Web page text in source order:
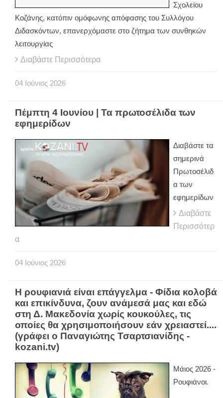
Σχολείου
Κοζάνης, κατόπιν ομόφωνης απόφασης του Συλλόγου
Διδασκόντων, επανερχόμαστε στο ζήτημα των συνθηκών
λειτουργίας
Διαβάστε Περισσότερα
04 Ιούνιος 2026
Πέμπτη 4 Ιουνίου | Τα πρωτοσέλιδα των
εφημερίδων
Διαβάστε τα
σημερινά
Πρωτοσέλιδ
α των
εφημερίδων
Διαβάστε
Περισσότερ
α
04 Ιούνιος 2026
Η ρουφιανιά είναι επάγγελμα - Φίδια κολοβά
και επικίνδυνα, ζουν ανάμεσά μας και εδώ
στη Δ. Μακεδονία χωρίς κουκούλες, τις
οποίες θα χρησιμοποιήσουν εάν χρειαστεί....
(γράφει ο Παναγιώτης Τσαρτσιανίδης -
kozani.tv)
Μάιος 2026 -
Ρουφιάνοι.